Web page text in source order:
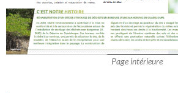
Page intérieure